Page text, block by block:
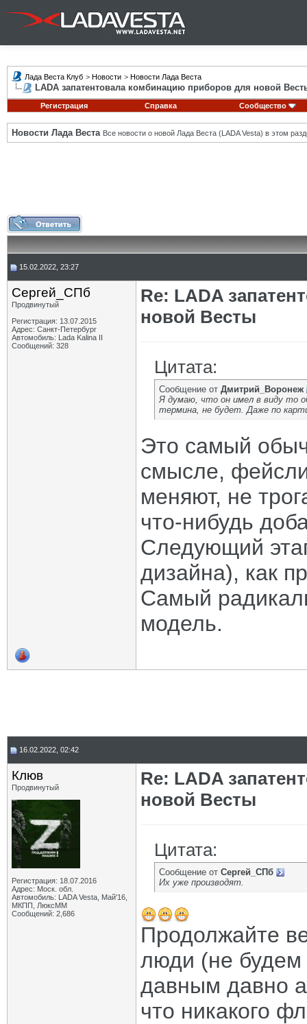
Лада Веста Клуб > Новости > Новости Лада Веста
LADA запатентовала комбинацию приборов для новой
Регистрация Справка Сообщество
Новости Лада Веста Все новости о новой Лада Веста (LADA Vesta) в этом
15.02.2022, 23:27
Сергей_СПб
Продвинутый
Регистрация: 13.07.2015
Адрес: Санкт-Петербург
Автомобиль: Lada Kalina II
Сообщений: 328
Re: LADA
новой Весты
Цитата:
Сообщение от Дмитрий_Воронеж
Я думаю, что он имел в виду то
термина, не будет. Даже по
Это самый
смысле,
меняют, не
что-нибудь
Следующий
дизайна), как
Самый
модель.
16.02.2022, 02:42
Клюв
Продвинутый
Регистрация: 18.07.2016
Адрес: Моск. обл.
Автомобиль: LADA Vesta, Май'16,
МКПП, ЛюксММ
Сообщений: 2,686
Re: LADA
новой Весты
Цитата:
Сообщение от Сергей_СПб
Их уже производят.
Продолжайте
люди (не будем
давным давно
что никакого